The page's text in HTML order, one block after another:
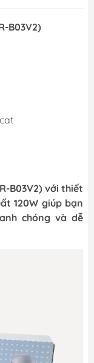
B03V2)
B03V2) với thiết
120W giúp bạn
chóng và dễ